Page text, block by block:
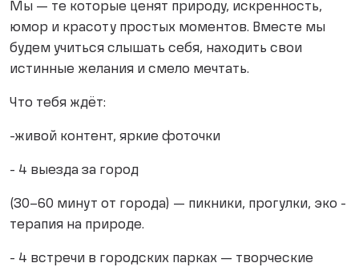
Мы — те которые ценят природу, искренность,
юмор и красоту простых моментов. Вместе мы
будем учиться слышать себя, находить свои
истинные желания и смело мечтать.
Что тебя ждёт:
-живой контент, яркие фоточки
- 4 выезда за город
(30–60 минут от города) — пикники, прогулки, эко -
терапия на природе.
- 4 встречи в городских парках — творческие